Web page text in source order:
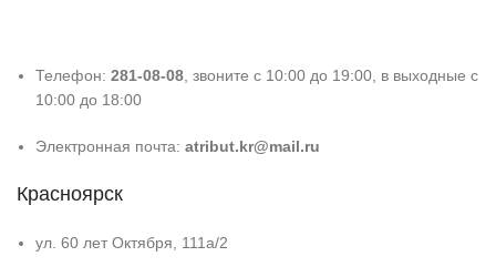
Телефон: 281-08-08 , звоните с 10:00 до 19:00, в выходные с
10:00 до 18:00
Электронная почта: atribut.kr@mail.ru
Красноярск
ул. 60 лет Октября, 111а/2